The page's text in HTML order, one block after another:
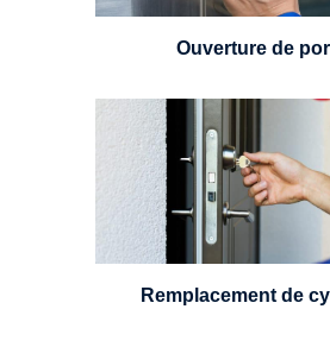
Ouverture de
Un serrurier sera en
choisir et remplacer un
standard, à 5 leviers
leviers, Mul-T-Lock ou
multipoints.
Remplacement de